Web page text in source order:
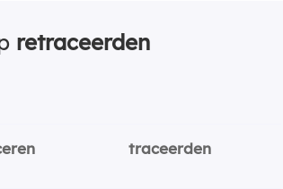
retraceerden
traceerden